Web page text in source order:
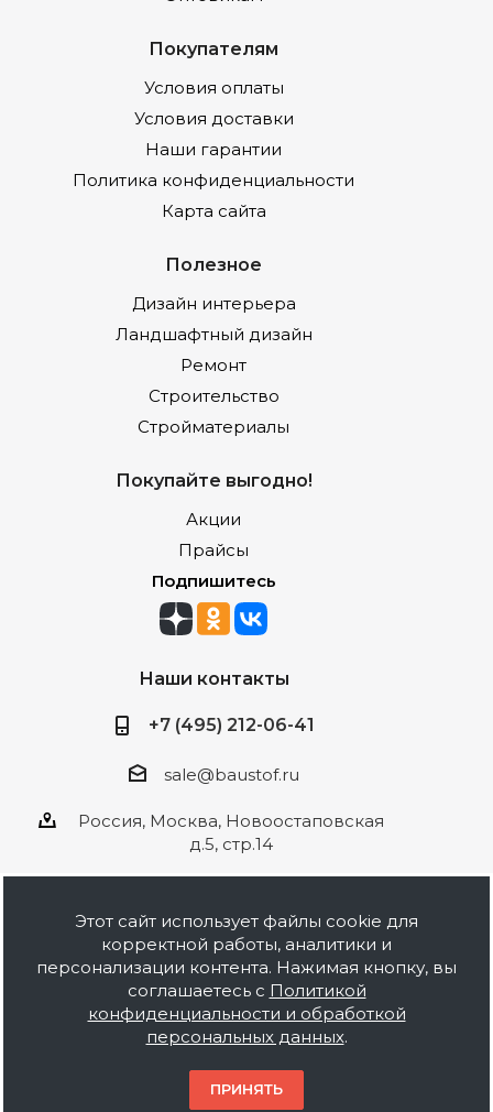
Покупателям
Условия оплаты
Условия доставки
Наши гарантии
Политика конфиденциальности
Карта сайта
Полезное
Дизайн интерьера
Ландшафтный дизайн
Ремонт
Строительство
Стройматериалы
Покупайте выгодно!
Акции
Прайсы
Подпишитесь
Наши контакты
+7 (495) 212-06-41
sale@baustof.ru
Россия, Москва, Новоостаповская
д.5, стр.14
2026 © ООО Баустов. Собственное
производство лакокрасочной продукции,
оптовая и розничная продажа строительных
материалов, комплектация объектов под ключ.
Информация на сайте носит ознакомительный
характер и не является публичной офертой.
Этот сайт использует файлы cookie для
корректной работы, аналитики и
персонализации контента. Нажимая кнопку, вы
соглашаетесь с Политикой
конфиденциальности и обработкой
персональных данных.
ПРИНЯТЬ